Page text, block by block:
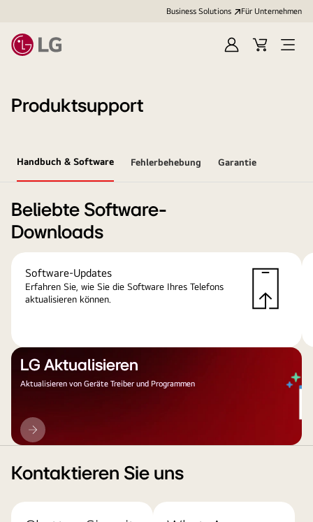
Business Solutions Für Unternehmen
Anmelden
Cart
Open
Produktsupport
Handbuch & Software Fehlerbehebung Garantie
Beliebte Software-
Downloads
Software-Updates
Erfahren Sie, wie Sie die Software Ihres Telefons
aktualisieren können.
LG Aktualisieren
Aktualisieren von Geräte Treiber und Programmen
LG
Aktualisieren
Kontaktieren Sie uns